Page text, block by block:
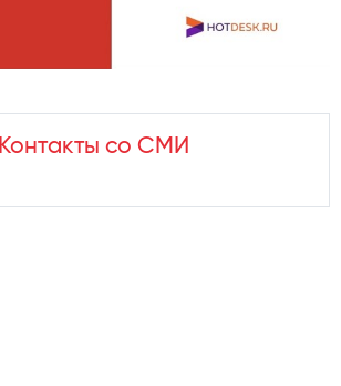
Контакты со СМИ